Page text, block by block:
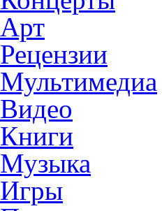
Арт
Рецензии
Мультимедиа
Видео
Книги
Музыка
Игры